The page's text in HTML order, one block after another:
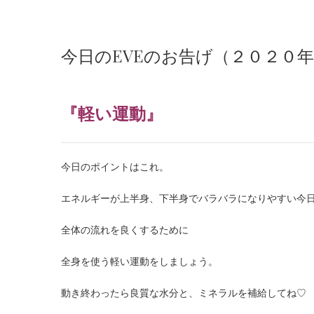
今日のEVEのお告げ（２０２０年
『軽い運動』
今日のポイントはこれ。
エネルギーが上半身、下半身でバラバラになりやすい今日
全体の流れを良くするために
全身を使う軽い運動をしましょう。
動き終わったら良質な水分と、ミネラルを補給してね♡